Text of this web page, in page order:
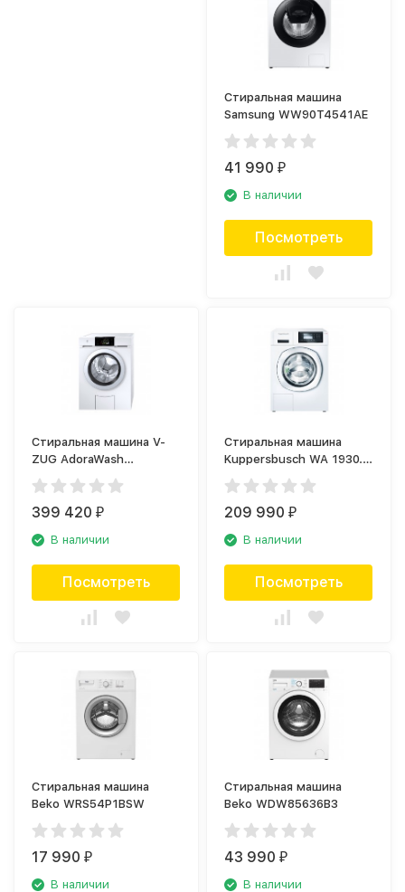
Стиральная машина
Samsung WW90T4541AE
41 990₽
В наличии
Посмотреть
Стиральная машина V-
ZUG AdoraWash
AW4TOHCR
399 420₽
В наличии
Посмотреть
Стиральная машина
Kuppersbusch WA 1930.0
W
209 990₽
В наличии
Посмотреть
Стиральная машина
Beko WRS54P1BSW
17 990₽
В наличии
Стиральная машина
Beko WDW85636B3
43 990₽
В наличии